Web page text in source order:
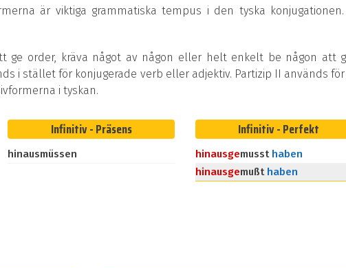
är viktiga grammatiska tempus i den tyska konjugationen.
ge order, kräva något av någon eller helt enkelt be någon att
i stället för konjugerade verb eller adjektiv. Partizip II används
i tyskan.
Infinitiv - Präsens
hinausmüssen
Infinitiv - Perfekt
hinausgemusst haben
hinausgemußt haben